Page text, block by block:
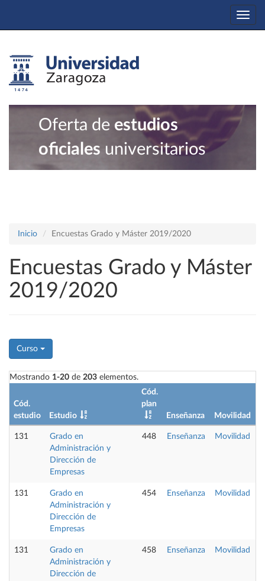
Oferta de estudios
oficiales universitarios
Inicio Encuestas Grado y Máster 2019/2020
Encuestas Grado y Máster
2019/2020
Curso
Mostrando 1-20 de 203 elementos.
Cód.
estudio
Estudio
Cód.
plan
Enseñanza
Movilidad
131
Grado en
Administración y
Dirección de
Empresas
448 Enseñanza Movilidad
131
Grado en
Administración y
Dirección de
Empresas
454 Enseñanza Movilidad
131
Grado en
Administración y
Dirección de
458 Enseñanza Movilidad